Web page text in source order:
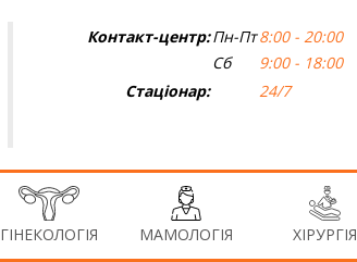
Контакт-центр:Пн-Пт
Сб
8:00 - 20:00
9:00 - 18:00
Стаціонар:
24/7
ГІНЕКОЛОГІЯ МАМОЛОГІЯ ХІРУРГІЯ